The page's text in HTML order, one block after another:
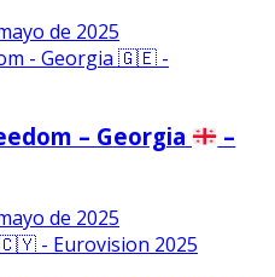
de 2025
– Georgia
–
de 2025